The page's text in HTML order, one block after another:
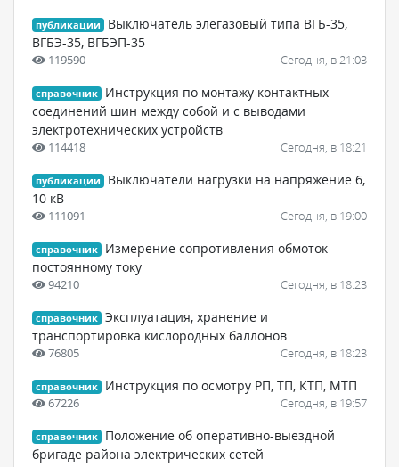
публикации
Выключатель элегазовый типа ВГБ-35,
ВГБЭ-35, ВГБЭП-35
119590 Сегодня, в 21:03
справочник
Инструкция по монтажу контактных
соединений шин между собой и с выводами
электротехнических устройств
114418 Сегодня, в 18:21
публикации
Выключатели нагрузки на напряжение 6,
10 кВ
111091 Сегодня, в 19:00
справочник
Измерение сопротивления обмоток
постоянному току
94210 Сегодня, в 18:23
справочник Эксплуатация, хранение и
транспортировка кислородных баллонов
76805 Сегодня, в 18:23
справочник Инструкция по осмотру РП, ТП, КТП, МТП
67226 Сегодня, в 19:57
справочник
Положение об оперативно-выездной
бригаде района электрических сетей